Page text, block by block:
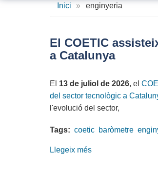
Inici » enginyeria
El COETIC
a Catalunya
El 13 de juliol de 2026, el
del sector tecnològic a
l'evolució del sector,
Tags: coetic baròmetre
Llegeix més